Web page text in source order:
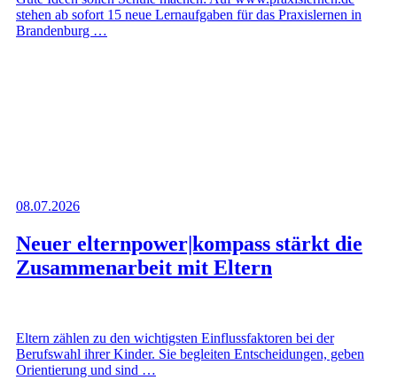
stehen ab sofort 15 neue Lernaufgaben für das Praxislernen in
Brandenburg …
08.07.2026
Neuer elternpower|kompass stärkt die
Zusammenarbeit mit Eltern
Eltern zählen zu den wichtigsten Einflussfaktoren bei der
Berufswahl ihrer Kinder. Sie begleiten Entscheidungen, geben
Orientierung und sind …